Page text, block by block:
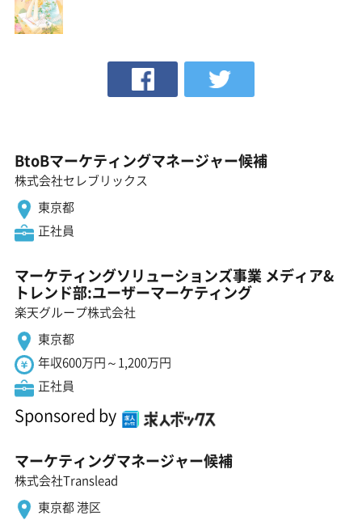
BtoBマーケティングマネージャー候補
株式会社セレブリックス
東京都
正社員
マーケティングソリューションズ事業 メディア&
トレンド部:ユーザーマーケティング
楽天グループ株式会社
東京都
年収600万円～1,200万円
正社員
Sponsored by
マーケティングマネージャー候補
株式会社Translead
東京都 港区